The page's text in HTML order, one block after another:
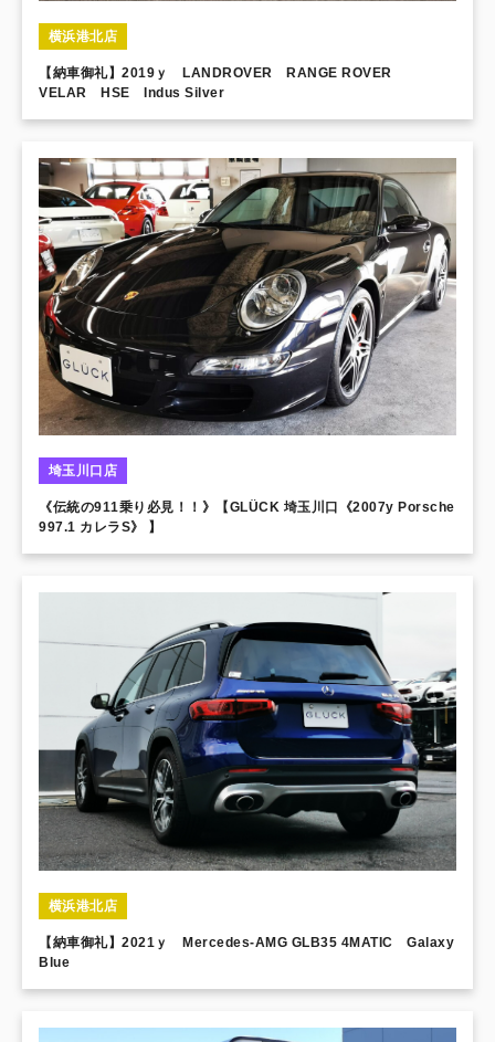
横浜港北店
【納車御礼】2019ｙ LANDROVER RANGE ROVER
VELAR HSE Indus Silver
埼玉川口店
《伝統の911乗り必見！！》【GLÜCK 埼玉川口《2007y Porsche
997.1 カレラS》 】
横浜港北店
【納車御礼】2021ｙ Mercedes-AMG GLB35 4MATIC Galaxy
Blue